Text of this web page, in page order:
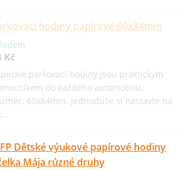
hodiny papírové 60x84mm
Kč
parkovací hodiny jsou praktickým
do každého automobilu.
60x84mm. Jednoduše si nastavte na
Dětské výukové papírové hodiny
Mája různé druhy